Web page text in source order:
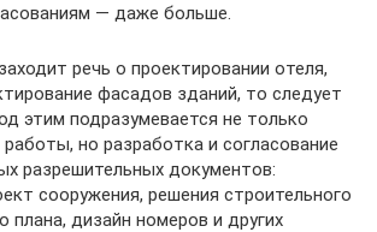
— даже больше.
речь о проектировании отеля,
фасадов зданий, то следует
этим подразумевается не только
но разработка и согласование
разрешительных документов:
сооружения, решения строительного
плана, дизайн номеров и других